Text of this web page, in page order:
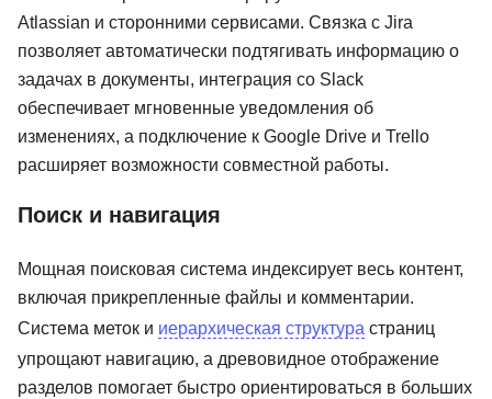
Atlassian и сторонними сервисами. Связка с Jira
позволяет автоматически подтягивать информацию о
задачах в документы, интеграция со Slack
обеспечивает мгновенные уведомления об
изменениях, а подключение к Google Drive и Trello
расширяет возможности совместной работы.
Поиск и навигация
Мощная поисковая система индексирует весь контент,
включая прикрепленные файлы и комментарии.
Система меток и иерархическая структура страниц
упрощают навигацию, а древовидное отображение
разделов помогает быстро ориентироваться в больших
261 отзыв Яндекс Практикум 103 отзыва
Moscow
School